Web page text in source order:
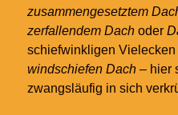
zusammengesetztem
zerfallendem Dach oder
schiefwinkligen Vielecken
windschiefen Dach – hier
zwangsläufig in sich